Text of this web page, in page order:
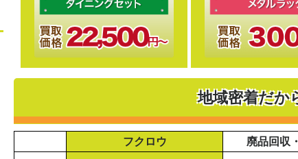
地域密着だか
フクロウ 廃品回収